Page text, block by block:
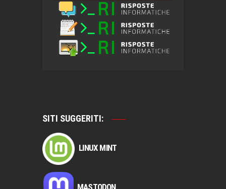
SITI SUGGERITI:
LINUX MINT